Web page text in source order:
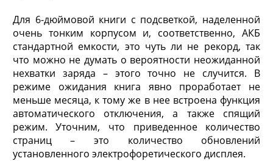
Для 6-дюймовой книги с подсветкой, наделенной
очень тонким корпусом и, соответственно, АКБ
стандартной емкости, это чуть ли не рекорд, так
что можно не думать о вероятности неожиданной
нехватки заряда – этого точно не случится. В
режиме ожидания книга явно проработает не
меньше месяца, к тому же в нее встроена функция
автоматического отключения, а также спящий
режим. Уточним, что приведенное количество
страниц – это количество обновлений
установленного электрофоретического дисплея.